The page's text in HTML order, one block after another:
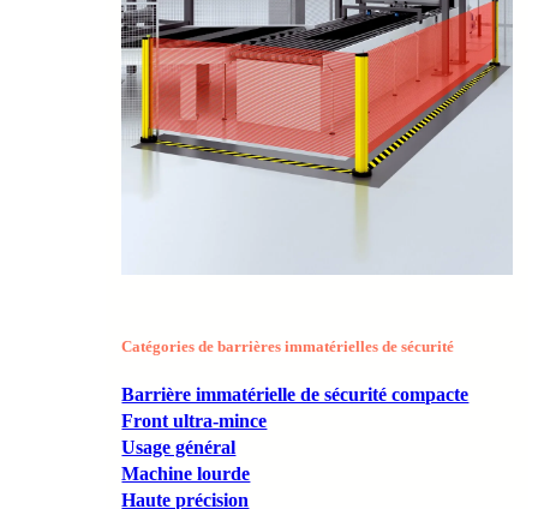
Catégories de barrières immatérielles de sécurité
Barrière immatérielle de sécurité compacte
Front ultra-mince
Usage général
Machine lourde
Haute précision